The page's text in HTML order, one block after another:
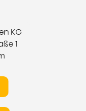
KG
1